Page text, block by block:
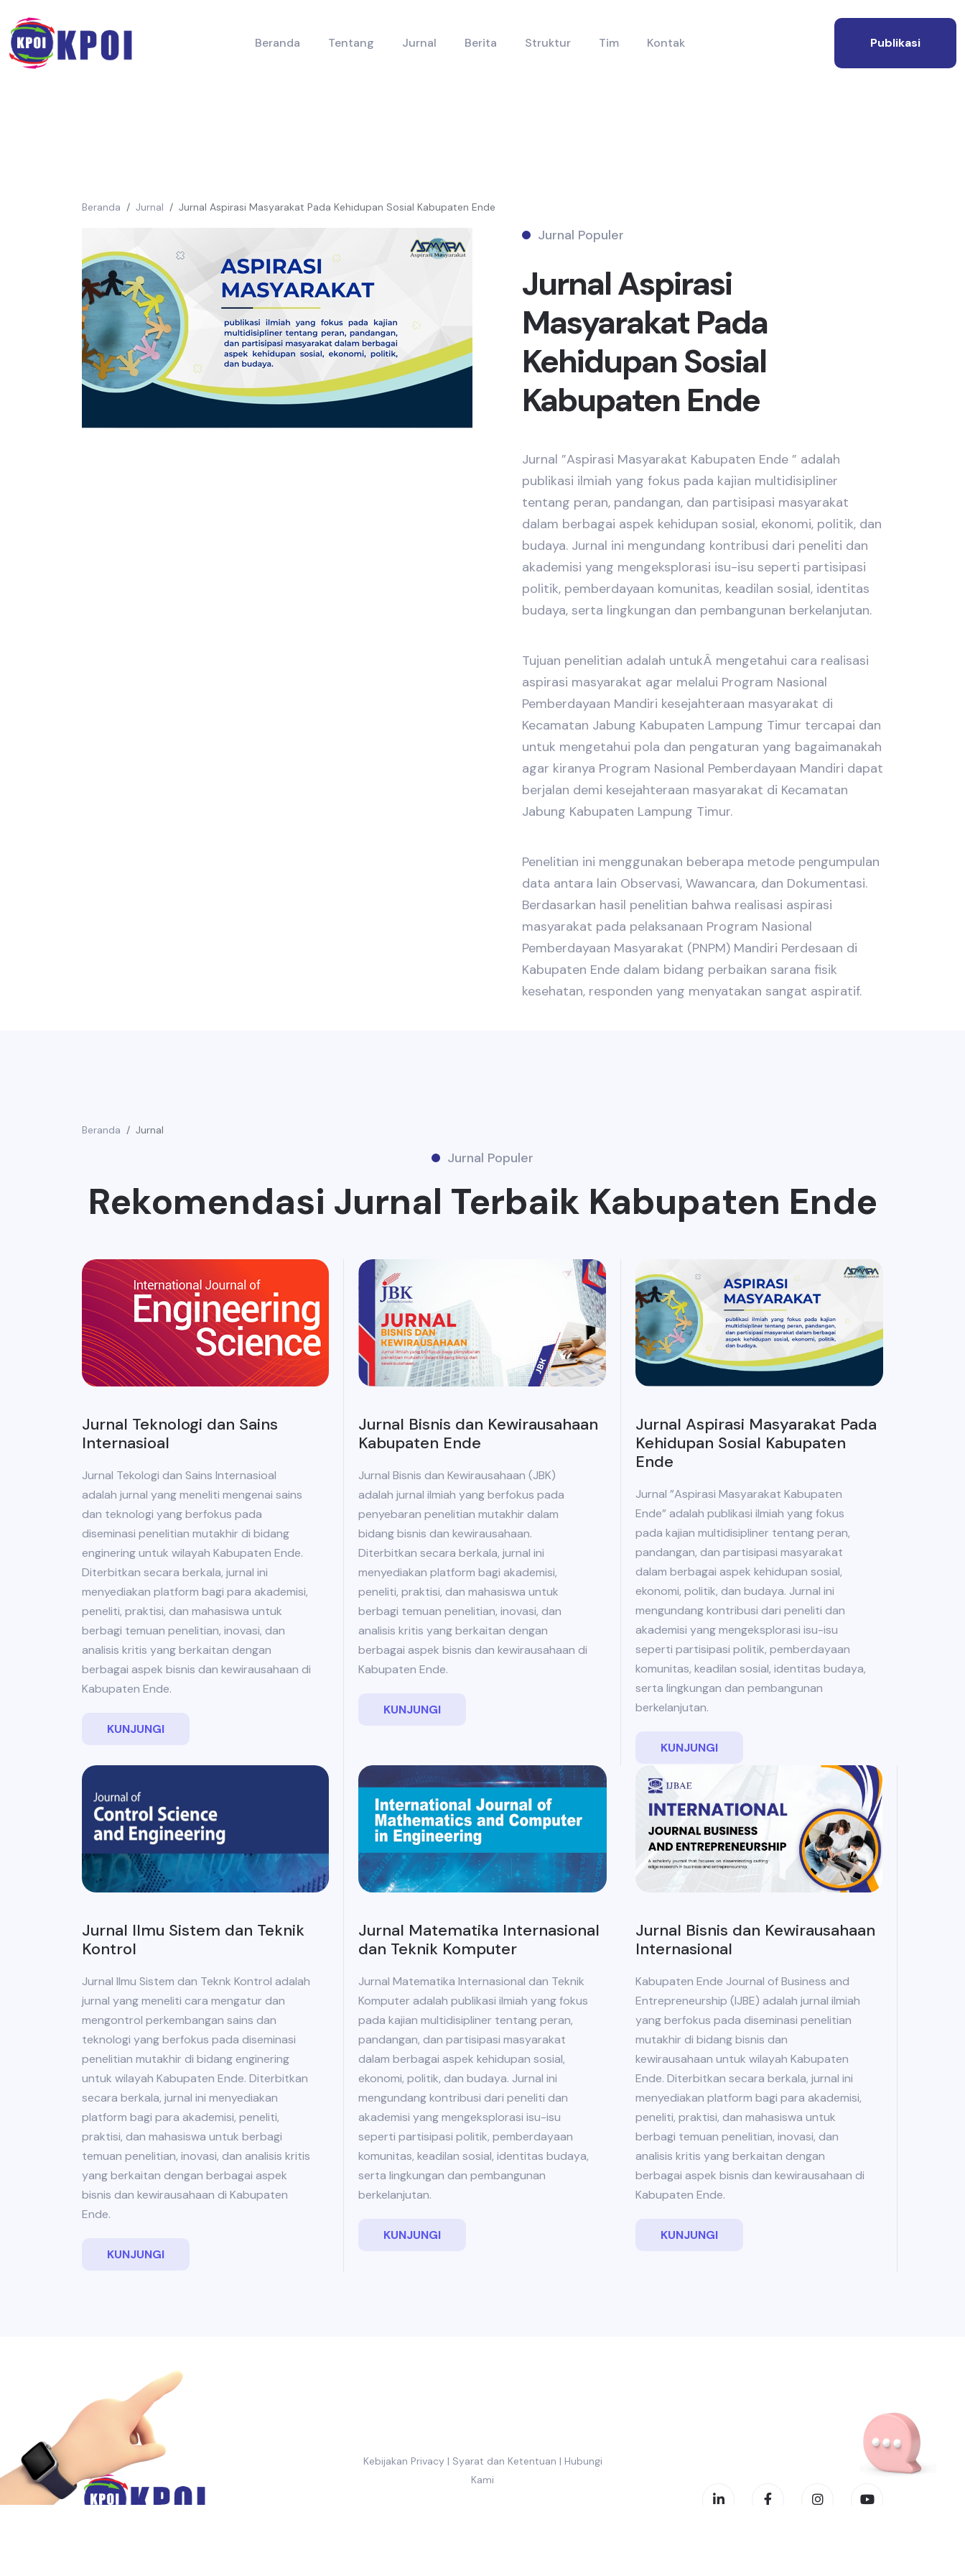
Beranda Tentang Jurnal Berita Struktur Tim Kontak Publikasi
Beranda Jurnal Jurnal Aspirasi Masyarakat Pada Kehidupan Sosial Kabupaten Ende
Jurnal Populer
Jurnal Aspirasi
Masyarakat Pada
Kehidupan Sosial
Kabupaten Ende
Jurnal ”Aspirasi Masyarakat Kabupaten Ende ” adalah
publikasi ilmiah yang fokus pada kajian multidisipliner
tentang peran, pandangan, dan partisipasi masyarakat
dalam berbagai aspek kehidupan sosial, ekonomi, politik, dan
budaya. Jurnal ini mengundang kontribusi dari peneliti dan
akademisi yang mengeksplorasi isu-isu seperti partisipasi
politik, pemberdayaan komunitas, keadilan sosial, identitas
budaya, serta lingkungan dan pembangunan berkelanjutan.
Tujuan penelitian adalah untukÂ mengetahui cara realisasi
aspirasi masyarakat agar melalui Program Nasional
Pemberdayaan Mandiri kesejahteraan masyarakat di
Kecamatan Jabung Kabupaten Lampung Timur tercapai dan
untuk mengetahui pola dan pengaturan yang bagaimanakah
agar kiranya Program Nasional Pemberdayaan Mandiri dapat
berjalan demi kesejahteraan masyarakat di Kecamatan
Jabung Kabupaten Lampung Timur.
Penelitian ini menggunakan beberapa metode pengumpulan
data antara lain Observasi, Wawancara, dan Dokumentasi.
Berdasarkan hasil penelitian bahwa realisasi aspirasi
masyarakat pada pelaksanaan Program Nasional
Pemberdayaan Masyarakat (PNPM) Mandiri Perdesaan di
Kabupaten Ende dalam bidang perbaikan sarana fisik
kesehatan, responden yang menyatakan sangat aspiratif.
Beranda Jurnal
Jurnal Populer
Rekomendasi Jurnal Terbaik Kabupaten Ende
Jurnal Teknologi dan Sains
Internasioal
Jurnal Tekologi dan Sains Internasioal
adalah jurnal yang meneliti mengenai sains
dan teknologi yang berfokus pada
diseminasi penelitian mutakhir di bidang
enginering untuk wilayah Kabupaten Ende.
Diterbitkan secara berkala, jurnal ini
menyediakan platform bagi para akademisi,
peneliti, praktisi, dan mahasiswa untuk
berbagi temuan penelitian, inovasi, dan
analisis kritis yang berkaitan dengan
berbagai aspek bisnis dan kewirausahaan di
Kabupaten Ende.
KUNJUNGI
Jurnal Bisnis dan Kewirausahaan
Kabupaten Ende
Jurnal Bisnis dan Kewirausahaan (JBK)
adalah jurnal ilmiah yang berfokus pada
penyebaran penelitian mutakhir dalam
bidang bisnis dan kewirausahaan.
Diterbitkan secara berkala, jurnal ini
menyediakan platform bagi akademisi,
peneliti, praktisi, dan mahasiswa untuk
berbagi temuan penelitian, inovasi, dan
analisis kritis yang berkaitan dengan
berbagai aspek bisnis dan kewirausahaan di
Kabupaten Ende.
KUNJUNGI
Jurnal Aspirasi Masyarakat Pada
Kehidupan Sosial Kabupaten
Ende
Jurnal ”Aspirasi Masyarakat Kabupaten
Ende” adalah publikasi ilmiah yang fokus
pada kajian multidisipliner tentang peran,
pandangan, dan partisipasi masyarakat
dalam berbagai aspek kehidupan sosial,
ekonomi, politik, dan budaya. Jurnal ini
mengundang kontribusi dari peneliti dan
akademisi yang mengeksplorasi isu-isu
seperti partisipasi politik, pemberdayaan
komunitas, keadilan sosial, identitas budaya,
serta lingkungan dan pembangunan
berkelanjutan.
KUNJUNGI
Jurnal Ilmu Sistem dan Teknik
Kontrol
Jurnal Ilmu Sistem dan Teknk Kontrol adalah
jurnal yang meneliti cara mengatur dan
mengontrol perkembangan sains dan
teknologi yang berfokus pada diseminasi
penelitian mutakhir di bidang enginering
untuk wilayah Kabupaten Ende. Diterbitkan
secara berkala, jurnal ini menyediakan
platform bagi para akademisi, peneliti,
praktisi, dan mahasiswa untuk berbagi
temuan penelitian, inovasi, dan analisis kritis
yang berkaitan dengan berbagai aspek
bisnis dan kewirausahaan di Kabupaten
Ende.
KUNJUNGI
Jurnal Matematika Internasional
dan Teknik Komputer
Jurnal Matematika Internasional dan Teknik
Komputer adalah publikasi ilmiah yang fokus
pada kajian multidisipliner tentang peran,
pandangan, dan partisipasi masyarakat
dalam berbagai aspek kehidupan sosial,
ekonomi, politik, dan budaya. Jurnal ini
mengundang kontribusi dari peneliti dan
akademisi yang mengeksplorasi isu-isu
seperti partisipasi politik, pemberdayaan
komunitas, keadilan sosial, identitas budaya,
serta lingkungan dan pembangunan
berkelanjutan.
KUNJUNGI
Jurnal Bisnis dan Kewirausahaan
Internasional
Kabupaten Ende Journal of Business and
Entrepreneurship (IJBE) adalah jurnal ilmiah
yang berfokus pada diseminasi penelitian
mutakhir di bidang bisnis dan
kewirausahaan untuk wilayah Kabupaten
Ende. Diterbitkan secara berkala, jurnal ini
menyediakan platform bagi para akademisi,
peneliti, praktisi, dan mahasiswa untuk
berbagi temuan penelitian, inovasi, dan
analisis kritis yang berkaitan dengan
berbagai aspek bisnis dan kewirausahaan di
Kabupaten Ende.
KUNJUNGI
Kebijakan Privacy| Syarat dan Ketentuan | Hubungi
Kami